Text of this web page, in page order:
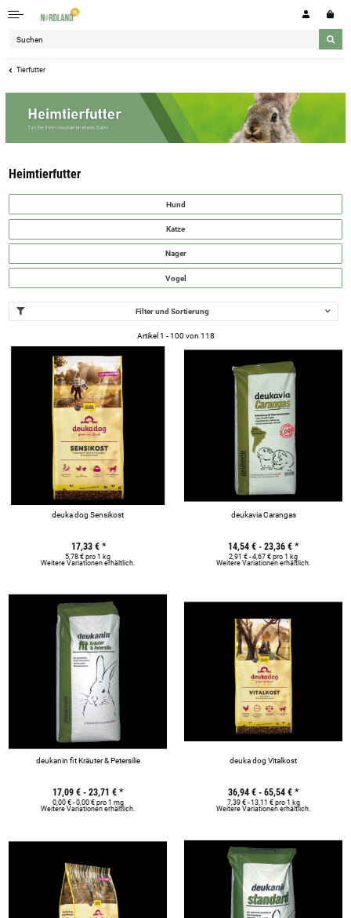
Tierfutter
Heimtierfutter
Hund
Katze
Nager
Vogel
Filter und Sortierung
Artikel 1 - 100 von 118
deuka dog Sensikost
17,33 €*
5,78 € pro 1 kg
Weitere Variationen erhältlich.
deukavia Carangas
14,54 € - 23,36 € *
2,91 € - 4,67 € pro 1 kg
Weitere Variationen erhältlich.
deukanin fit Kräuter & Petersilie
17,09 € - 23,71 € *
0,00 € - 0,00 € pro 1 mg
Weitere Variationen erhältlich.
deuka dog Vitalkost
36,94 € - 65,54 € *
7,39 € - 13,11 € pro 1 kg
Weitere Variationen erhältlich.